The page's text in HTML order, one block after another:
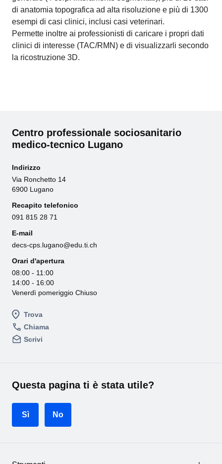
di anatomia topografica ad alta risoluzione e più di 1300
esempi di casi clinici, inclusi casi veterinari.
Permette inoltre ai professionisti di caricare i propri dati
clinici di interesse (TAC/RMN) e di visualizzarli secondo
la ricostruzione 3D.
Centro professionale sociosanitario
medico-tecnico Lugano
Trova
Chiama
Scrivi
Indirizzo
Via Ronchetto 14
6900 Lugano
Recapito telefonico
091 815 28 71
E-mail
decs-cps.lugano@edu.ti.ch
Orari d'apertura
08:00 - 11:00
14:00 - 16:00
Venerdì pomeriggio Chiuso
Questa pagina ti è stata utile?
Sì No